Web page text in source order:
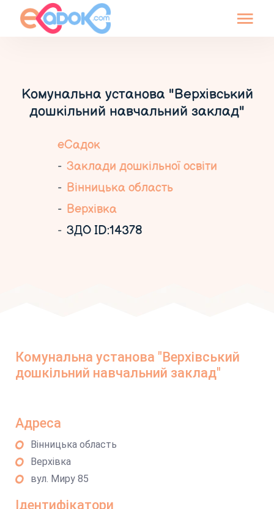
Комунальна установа "Верхівський
дошкільний навчальний заклад"
еСадок
Заклади дошкільної освіти
Вінницька область
Верхівка
ЗДО ID:14378
Комунальна установа "Верхівський
дошкільний навчальний заклад"
Адреса
Вінницька область
Верхівка
вул. Миру 85
Ідентифікатори